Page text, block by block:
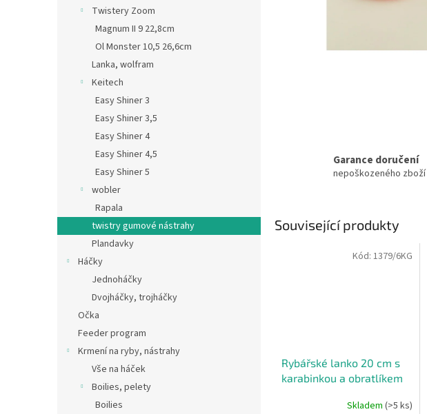
Twistery Zoom
Magnum II 9 22,8cm
Ol Monster 10,5 26,6cm
Lanka, wolfram
Keitech
Easy Shiner 3
Easy Shiner 3,5
Easy Shiner 4
Easy Shiner 4,5
Easy Shiner 5
wobler
Rapala
twistry gumové nástrahy
Plandavky
Háčky
Jednoháčky
Dvojháčky, trojháčky
Očka
Feeder program
Krmení na ryby, nástrahy
Vše na háček
Boilies, pelety
Boilies
Garance doručení
nepoškozeného zboží
Související produkty
Rybářské lanko 20 cm s
karabinkou a obratlíkem
Skladem (>5 ks)
Kód: 1379/6KG